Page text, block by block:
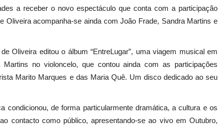
a receber o novo espectáculo que conta com a participação
Oliveira acompanha-se ainda com João Frade, Sandra Martins e
Oliveira editou o álbum “EntreLugar”, uma viagem musical em
no violoncelo, que contou ainda com as participações
Marito Marques e das Maria Quê. Um disco dedicado ao seu
condicionou, de forma particularmente dramática, a cultura e os
contacto como público, apresentando-se ao vivo em Outubro,